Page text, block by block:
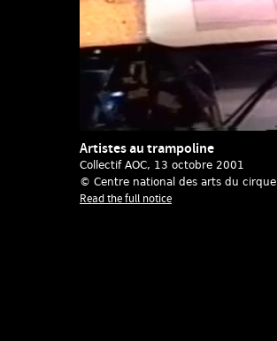
Artistes au trampoline
Collectif AOC, 13 octobre 2001
© Centre national des arts du cirque
Read the full notice